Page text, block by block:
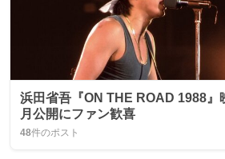
浜田省吾『ON THE ROAD 1988』
月公開にファン歓喜
48件のポスト